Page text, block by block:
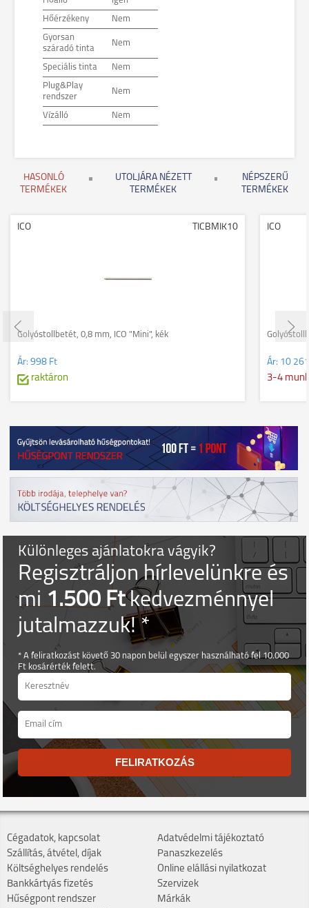
Hőérzékeny Nem
Gyorsan
száradó tinta
Nem
Speciális tinta Nem
Plug&Play
rendszer
Nem
Vízálló Nem
HASONLÓ
TERMÉKEK
UTOLJÁRA NÉZETT
TERMÉKEK
NÉPSZERŰ
TERMÉKEK
ICO TICBMIK10
Golyóstollbetét, 0,8 mm, ICO "Mini", kék
Ár: 998 Ft
raktáron
ICO
Ár: 10
3-4
Különleges ajánlatokra vágyik?
Regisztráljon hírlevelünkre és
mi1.500 Ftkedvezménnyel
jutalmazzuk! *
* A feliratkozást követő 30 napon belül egyszer használható fel 10.000
Ft kosárérték felett.
FELIRATKOZÁS
Cégadatok, kapcsolat
Szállítás, átvétel, díjak
Költséghelyes rendelés
Bankkártyás fizetés
Hűségpont rendszer
Adatvédelmi tájékoztató
Panaszkezelés
Online elállási nyilatkozat
Szervizek
Márkák